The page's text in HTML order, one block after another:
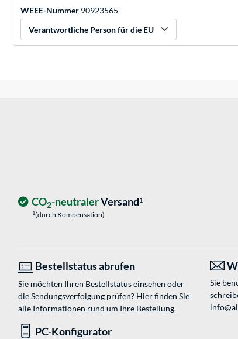
WEEE-Nummer 90923565
Verantwortliche Person für die EU
CO2-neutralerVersand1
1(durch Kompensation)
Bestellstatus abrufen
Sie möchten Ihren Bestellstatus einsehen oder
die Sendungsverfolgung prüfen? Hier finden Sie
alle Informationen rund um Ihre Bestellung.
Sie
PC-Konfigurator